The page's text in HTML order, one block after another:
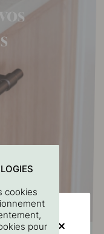
cookies
pour